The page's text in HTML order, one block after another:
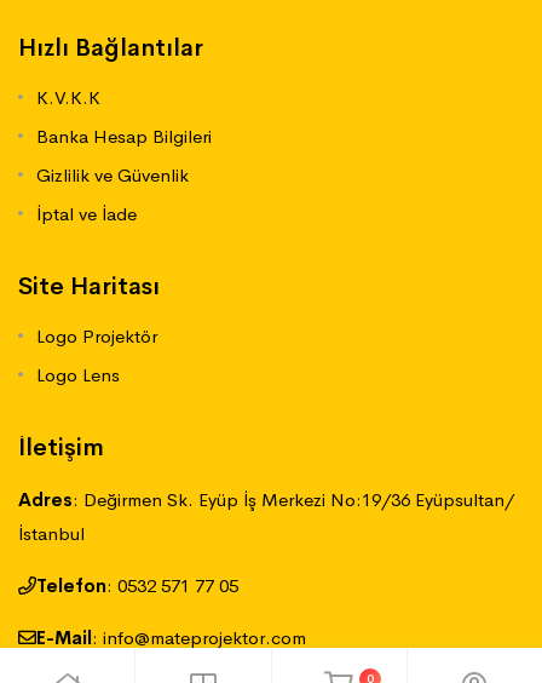
Hızlı Bağlantılar
K.V.K.K
Banka Hesap Bilgileri
Gizlilik ve Güvenlik
İptal ve İade
Site Haritası
Logo Projektör
Logo Lens
İletişim
Adres: Değirmen Sk. Eyüp İş Merkezi No:19/36 Eyüpsultan/
İstanbul
Telefon: ‪0532 571 77 05
E-Mail: info@mateprojektor.com
0